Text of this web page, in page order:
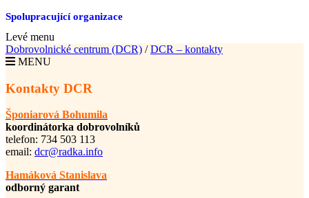
Spolupracující organizace
Levé menu
Dobrovolnické centrum (DCR) /DCR – kontakty
MENU
Kontakty DCR
Šponiarová Bohumila
koordinátorka dobrovolníků
telefon: 734 503 113
email: dcr@radka.info
Hamáková Stanislava
odborný garant